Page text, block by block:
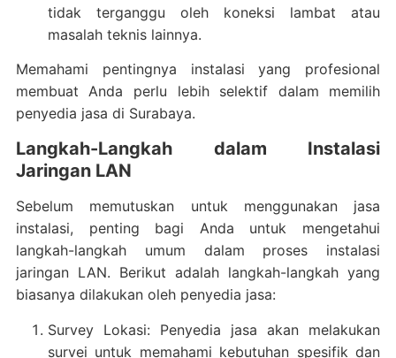
tidak terganggu oleh koneksi lambat atau
masalah teknis lainnya.
Memahami pentingnya instalasi yang profesional
membuat Anda perlu lebih selektif dalam memilih
penyedia jasa di Surabaya.
Langkah-Langkah dalam Instalasi
Jaringan LAN
Sebelum memutuskan untuk menggunakan jasa
instalasi, penting bagi Anda untuk mengetahui
langkah-langkah umum dalam proses instalasi
jaringan LAN. Berikut adalah langkah-langkah yang
biasanya dilakukan oleh penyedia jasa:
Survey Lokasi: Penyedia jasa akan melakukan
survei untuk memahami kebutuhan spesifik dan